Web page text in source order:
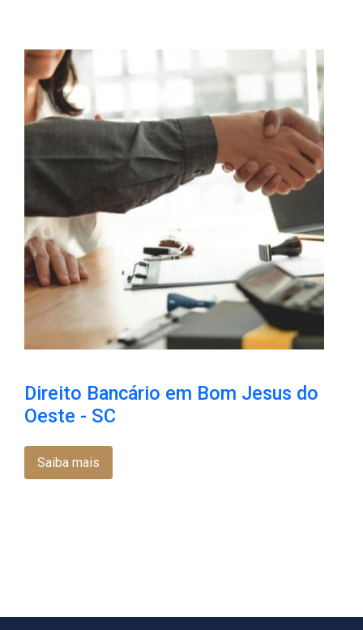
Direito Bancário em Bom Jesus do
Oeste - SC
Saiba mais